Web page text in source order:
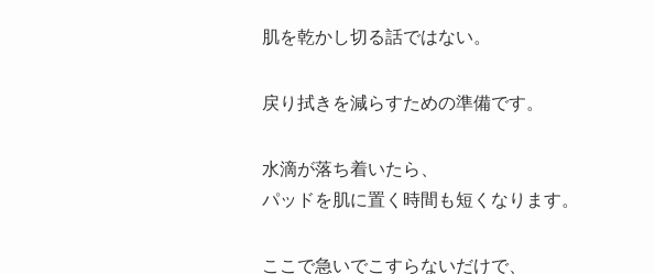
肌を乾かし切る話ではない。
戻り拭きを減らすための準備です。
水滴が落ち着いたら、
パッドを肌に置く時間も短くなります。
ここで急いでこすらないだけで、